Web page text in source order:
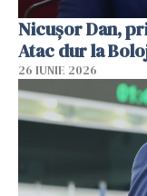
Nicușor Dan,
Atac dur la
26 IUNIE 2026